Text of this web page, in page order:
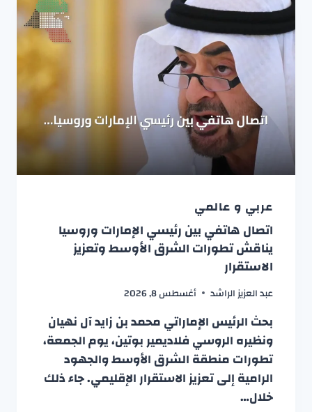
عربي و عالمي
اتصال هاتفي بين رئيسي الإمارات وروسيا
يناقش تطورات الشرق الأوسط وتعزيز
الاستقرار
عبد العزيز الراشد أغسطس 8, 2026
بحث الرئيس الإماراتي محمد بن زايد آل نهيان
ونظيره الروسي فلاديمير بوتين، يوم الجمعة،
تطورات منطقة الشرق الأوسط والجهود
الرامية إلى تعزيز الاستقرار الإقليمي. جاء ذلك
خلال…